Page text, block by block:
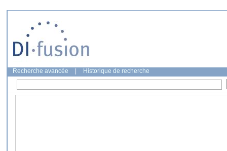
Recherche avancée Historique de recherche